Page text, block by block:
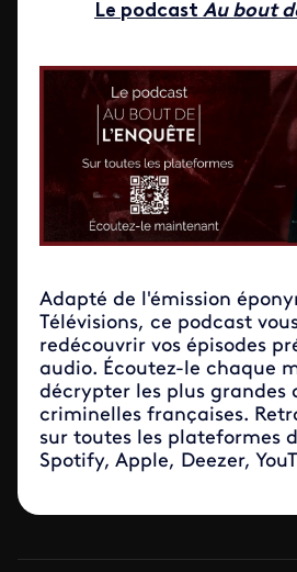
Le podcast Au bout
Adapté de l'émission
Télévisions, ce podcast
redécouvrir vos épisodes
audio. Écoutez-le chaque
décrypter les plus grandes
criminelles françaises.
sur toutes les plateformes
Spotify, Apple, Deezer,